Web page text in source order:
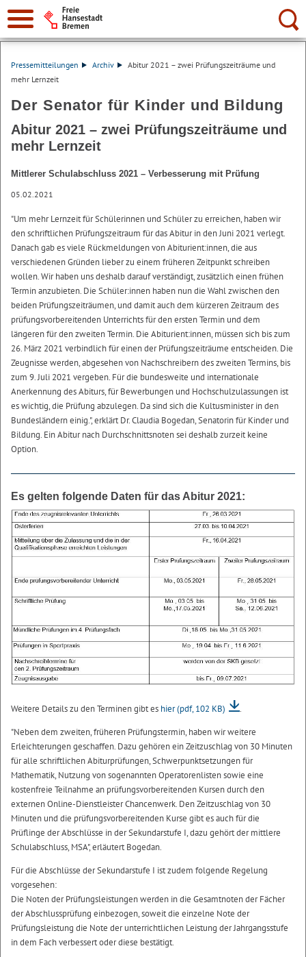
Suche:
Pressemitteilungen Archiv
Abitur 2021 – zwei Prüfungszeiträume und
mehr Lernzeit
Der Senator für Kinder und Bildung
Abitur 2021 – zwei Prüfungszeiträume und
mehr Lernzeit
Mittlerer Schulabschluss 2021 – Verbesserung mit Prüfung
05.02.2021
"Um mehr Lernzeit für Schülerinnen und Schüler zu erreichen, haben wir
den schriftlichen Prüfungszeitraum für das Abitur in den Juni 2021 verlegt.
Danach gab es viele Rückmeldungen von Abiturient:innen, die aus
verschiedenen Gründen lieber zu einem früheren Zeitpunkt schreiben
wollen. Wir haben uns deshalb darauf verständigt, zusätzlich einen frühen
Termin anzubieten. Die Schüler:innen haben nun die Wahl zwischen den
beiden Prüfungszeiträumen, und damit auch dem kürzeren Zeitraum des
prüfungsvorbereitenden Unterrichts für den ersten Termin und dem
längeren für den zweiten Termin. Die Abiturient:innen, müssen sich bis zum
26. März 2021 verbindlich für einen der Prüfungszeiträume entscheiden. Die
Zeugnisse werden, abgesehen von Nachschreibern des zweiten Termins, bis
zum 9. Juli 2021 vergeben. Für die bundesweite und internationale
Anerkennung des Abiturs, für Bewerbungen und Hochschulzulassungen ist
es wichtig, die Prüfung abzulegen. Da sind sich die Kultusminister in den
Bundesländern einig.", erklärt Dr. Claudia Bogedan, Senatorin für Kinder und
Bildung. Ein Abitur nach Durchschnittsnoten sei deshalb zurzeit keine
Option.
Es gelten folgende Daten für das Abitur 2021:
Weitere Details zu den Terminen gibt es hier(pdf, 102 KB)
.
"Neben dem zweiten, früheren Prüfungstermin, haben wir weitere
Erleichterungen geschaffen. Dazu gehören ein Zeitzuschlag von 30 Minuten
für alle schriftlichen Abiturprüfungen, Schwerpunktsetzungen für
Mathematik, Nutzung von sogenannten Operatorenlisten sowie eine
kostenfreie Teilnahme an prüfungsvorbereitenden Kursen durch den
externen Online-Dienstleister Chancenwerk. Den Zeitzuschlag von 30
Minuten und die prüfungsvorbereitenden Kurse gibt es auch für die
Prüflinge der Abschlüsse in der Sekundarstufe I, dazu gehört der mittlere
Schulabschluss, MSA", erläutert Bogedan.
Für die Abschlüsse der Sekundarstufe I ist zudem folgende Regelung
vorgesehen:
Die Noten der Prüfungsleistungen werden in die Gesamtnoten der Fächer
der Abschlussprüfung einbezogen, soweit die einzelne Note der
Prüfungsleistung die Note der unterrichtlichen Leistung der Jahrgangsstufe
in dem Fach verbessert oder diese bestätigt.